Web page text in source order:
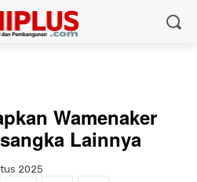
Wamenaker
Lainnya
2025